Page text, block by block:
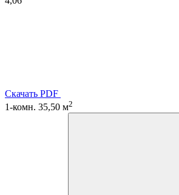
Скачать PDF
1-комн. 35,50 м2